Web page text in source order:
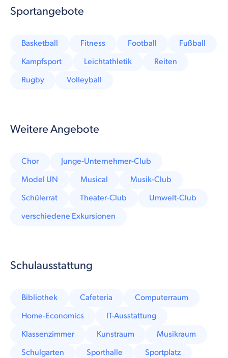
Sportangebote
Basketball Fitness Football
Fußball
Kampfsport
Leichtathletik
Reiten
Rugby
Volleyball
Weitere Angebote
Chor
Junge-Unternehmer-Club
Model UN
Musical
Musik-Club
Schülerrat
Theater-Club
Umwelt-Club
verschiedene Exkursionen
Schulausstattung
Bibliothek Cafeteria
Computerraum
Home-Economics
IT-Ausstattung
Klassenzimmer
Kunstraum
Musikraum
Schulgarten
Sporthalle
Sportplatz